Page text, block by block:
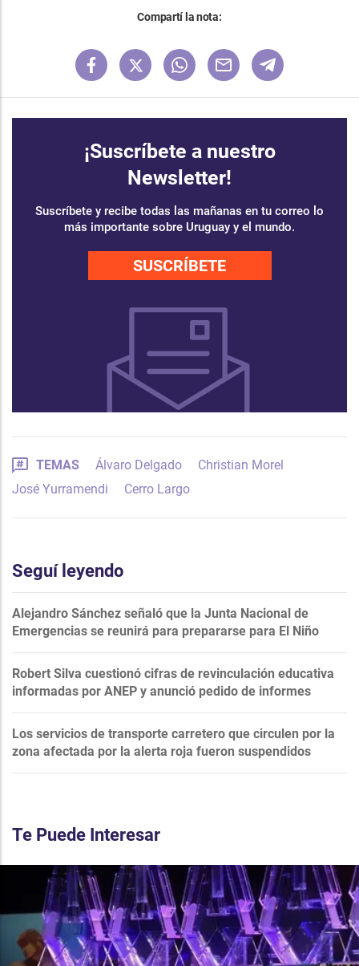
Compartí la nota:
¡Suscríbete a nuestro
Newsletter!
Suscríbete y recibe todas las mañanas en tu correo lo
más importante sobre Uruguay y el mundo.
SUSCRÍBETE
TEMAS Álvaro Delgado
Christian Morel
José Yurramendi
Cerro Largo
Seguí leyendo
Alejandro Sánchez señaló que la Junta Nacional de
Emergencias se reunirá para prepararse para El Niño
Robert Silva cuestionó cifras de revinculación educativa
informadas por ANEP y anunció pedido de informes
Los servicios de transporte carretero que circulen por la
zona afectada por la alerta roja fueron suspendidos
Te Puede Interesar